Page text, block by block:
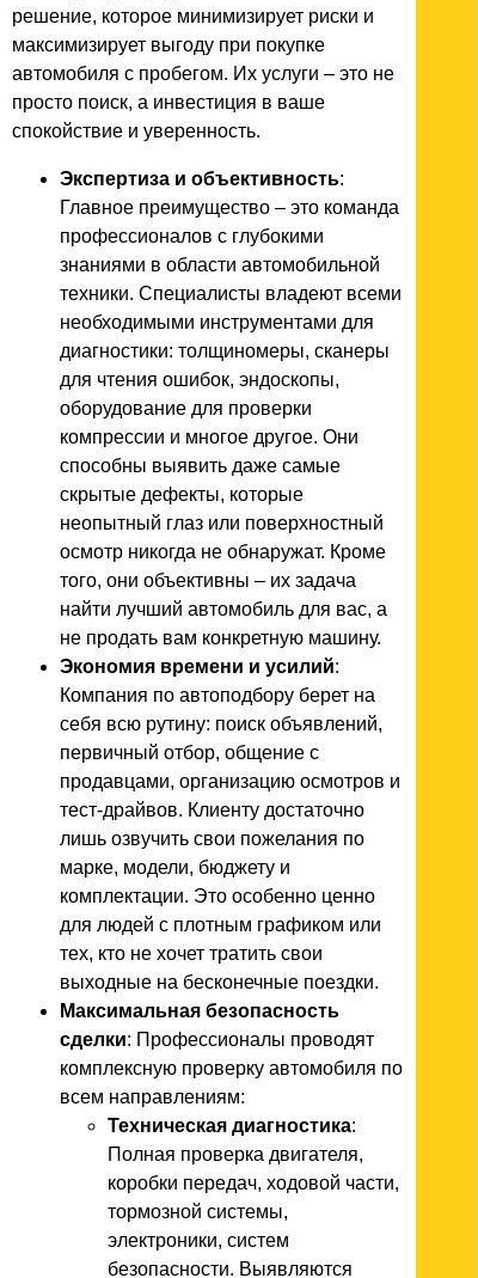
решение, которое минимизирует риски и
максимизирует выгоду при покупке
автомобиля с пробегом. Их услуги – это не
просто поиск, а инвестиция в ваше
спокойствие и уверенность.
Экспертиза и объективность:
Главное преимущество – это команда
профессионалов с глубокими
знаниями в области автомобильной
техники. Специалисты владеют всеми
необходимыми инструментами для
диагностики: толщиномеры, сканеры
для чтения ошибок, эндоскопы,
оборудование для проверки
компрессии и многое другое. Они
способны выявить даже самые
скрытые дефекты, которые
неопытный глаз или поверхностный
осмотр никогда не обнаружат. Кроме
того, они объективны – их задача
найти лучший автомобиль для вас, а
не продать вам конкретную машину.
Экономия времени и усилий:
Компания по автоподбору берет на
себя всю рутину: поиск объявлений,
первичный отбор, общение с
продавцами, организацию осмотров и
тест-драйвов. Клиенту достаточно
лишь озвучить свои пожелания по
марке, модели, бюджету и
комплектации. Это особенно ценно
для людей с плотным графиком или
тех, кто не хочет тратить свои
выходные на бесконечные поездки.
Максимальная безопасность
сделки: Профессионалы проводят
комплексную проверку автомобиля по
всем направлениям:
Техническая диагностика:
Полная проверка двигателя,
коробки передач, ходовой части,
тормозной системы,
электроники, систем
безопасности. Выявляются